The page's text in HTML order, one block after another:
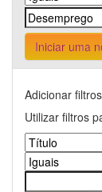
Iniciar uma
Adicionar
Utilizar filtros